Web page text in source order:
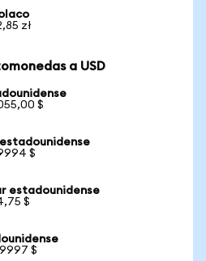
zł
a USD
$
$
estadounidense
$
$